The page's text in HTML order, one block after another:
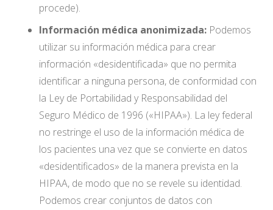
procede).
Información médica anonimizada: Podemos
utilizar su información médica para crear
información «desidentificada» que no permita
identificar a ninguna persona, de conformidad con
la Ley de Portabilidad y Responsabilidad del
Seguro Médico de 1996 («HIPAA»). La ley federal
no restringe el uso de la información médica de
los pacientes una vez que se convierte en datos
«desidentificados» de la manera prevista en la
HIPAA, de modo que no se revele su identidad.
Podemos crear conjuntos de datos con